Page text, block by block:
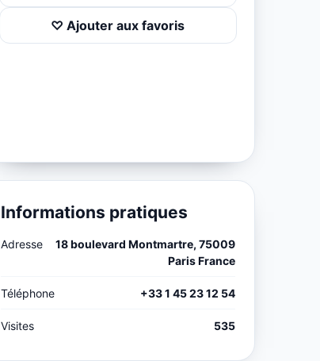
♡ Ajouter aux favoris
Informations pratiques
Adresse
18 boulevard Montmartre, 75009
Paris France
Téléphone +33 1 45 23 12 54
Visites 535